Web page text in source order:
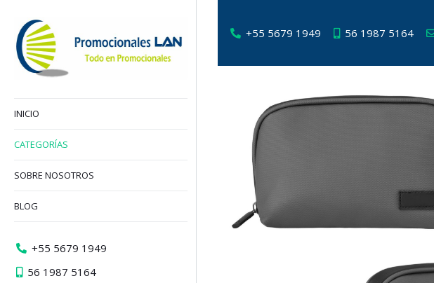
+55 5679 1949 56 1987 5164
INICIO
CATEGORÍAS
SOBRE NOSOTROS
BLOG
+55 5679 1949
56 1987 5164